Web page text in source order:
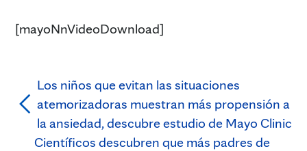
[mayoNnVideoDownload]
Los niños que evitan las situaciones
atemorizadoras muestran más propensión a
la ansiedad, descubre estudio de Mayo Clinic
Científicos descubren que más padres de